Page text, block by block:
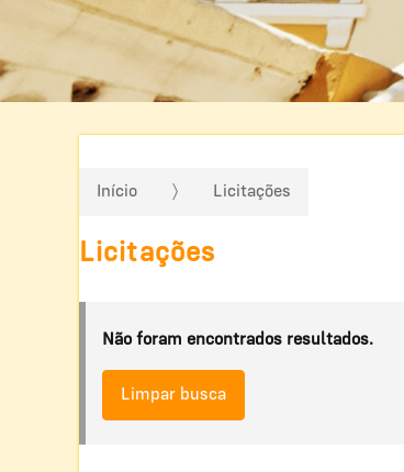
Início Licitações
Licitações
Não foram encontrados resultados.
Limpar busca